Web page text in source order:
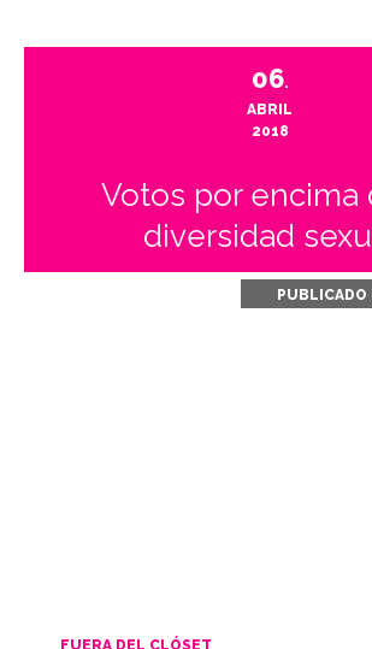
06.
ABRIL
2018
Votos por encima
diversidad
PUBLICADO
FUERA DEL CLÓSET